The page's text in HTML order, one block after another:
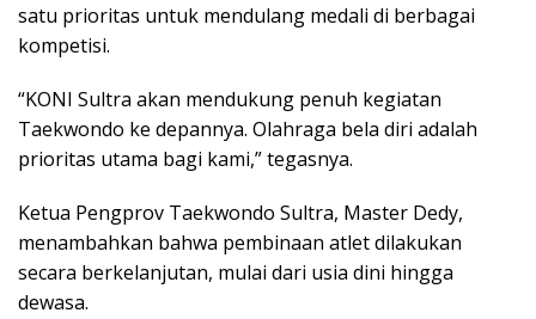
satu prioritas untuk mendulang medali di berbagai
kompetisi.
“KONI Sultra akan mendukung penuh kegiatan
Taekwondo ke depannya. Olahraga bela diri adalah
prioritas utama bagi kami,” tegasnya.
Ketua Pengprov Taekwondo Sultra, Master Dedy,
menambahkan bahwa pembinaan atlet dilakukan
secara berkelanjutan, mulai dari usia dini hingga
dewasa.